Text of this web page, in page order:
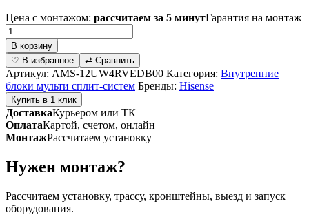
Цена с монтажом: рассчитаем за 5 минутГарантия на монтаж
Количество
товара
Внутренний
блок
настенного
типа
серии
Smart
FREE
Match
Inverter
R32
AMS-
12UW4RVEDB00
В корзину
♡ В избранное
⇄ Сравнить
Артикул: AMS-12UW4RVEDB00 Категория: Внутренние
блоки мульти сплит-систем Бренды: Hisense
Купить в 1 клик
ДоставкаКурьером или ТК
ОплатаКартой, счетом, онлайн
МонтажРассчитаем установку
Нужен монтаж?
Рассчитаем установку, трассу, кронштейны, выезд и запуск
оборудования.